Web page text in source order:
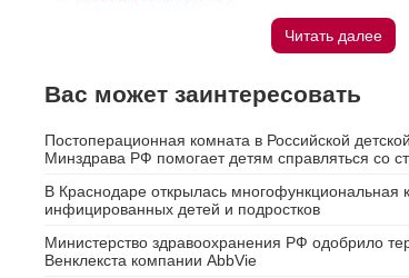
Читать далее
Вас может заинтересовать
Постоперационная комната в Российской
Минздрава РФ помогает детям справляться со
В Краснодаре открылась многофункциональная
инфицированных детей и подростков
Министерство здравоохранения РФ одобрило
Венклекста компании AbbVie